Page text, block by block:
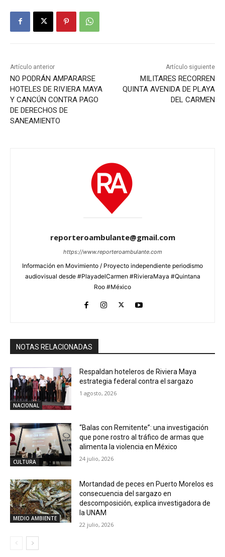
Artículo anterior
NO PODRÁN AMPARARSE
HOTELES DE RIVIERA MAYA
Y CANCÚN CONTRA PAGO
DE DERECHOS DE
SANEAMIENTO
Artículo siguiente
MILITARES RECORREN
QUINTA AVENIDA DE PLAYA
DEL CARMEN
reporteroambulante@gmail.com
https://www.reporteroambulante.com
Información en Movimiento / Proyecto independiente periodismo
audiovisual desde #PlayadelCarmen #RivieraMaya #Quintana
Roo #México
NOTAS RELACIONADAS
NACIONAL
Respaldan hoteleros de Riviera Maya
estrategia federal contra el sargazo
1 agosto, 2026
CULTURA
“Balas con Remitente”: una investigación
que pone rostro al tráfico de armas que
alimenta la violencia en México
24 julio, 2026
MEDIO AMBIENTE
Mortandad de peces en Puerto Morelos es
consecuencia del sargazo en
descomposición, explica investigadora de
la UNAM
22 julio, 2026